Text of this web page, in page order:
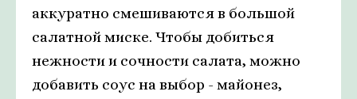
аккуратно смешиваются в большой
салатной миске. Чтобы добиться
нежности и сочности салата, можно
добавить соус на выбор - майонез,